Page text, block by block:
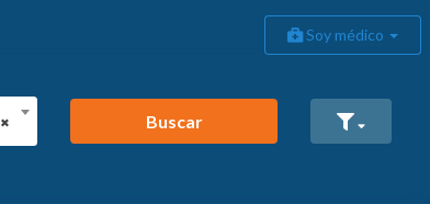
Soy médico
×
Buscar